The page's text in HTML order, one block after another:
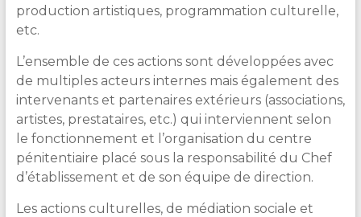
production artistiques, programmation culturelle,
etc.
L’ensemble de ces actions sont développées avec
de multiples acteurs internes mais également des
intervenants et partenaires extérieurs (associations,
artistes, prestataires, etc.) qui interviennent selon
le fonctionnement et l’organisation du centre
pénitentiaire placé sous la responsabilité du Chef
d’établissement et de son équipe de direction.
Les actions culturelles, de médiation sociale et